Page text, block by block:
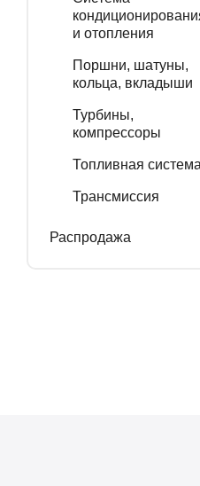
и отопления
Поршни, шатуны,
кольца, вкладыши
Турбины,
компрессоры
Топливная система
Трансмиссия
Распродажа